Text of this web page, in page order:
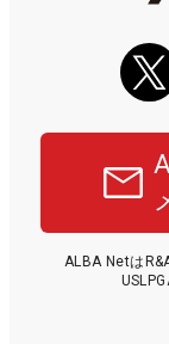
ALBA Netは